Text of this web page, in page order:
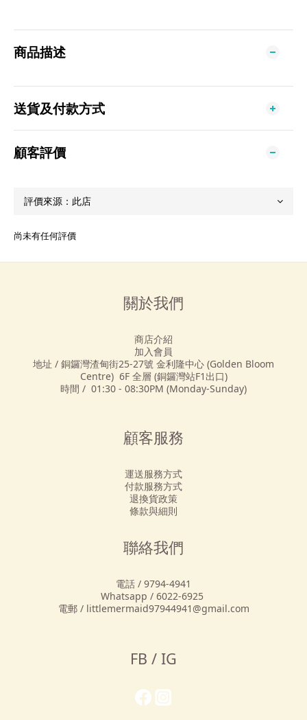
商品描述
送貨及付款方式
顧客評價
尚未有任何評價
關於我們
商店介紹
加入會員
地址 / 銅鑼灣渣甸街25-27號 金利隆中心 (Golden Bloom
Centre) 6F 全層 (銅鑼灣站F1出口)
時間 / 01:30 - 08:30PM (Monday-Sunday)
顧客服務
運送服務方式
付款服務方式
退換貨政策
條款與細則
聯絡我們
電話 / 9794-4941
Whatsapp / 6022-6925
電郵 / littlemermaid97944941@gmail.com
FB / IG